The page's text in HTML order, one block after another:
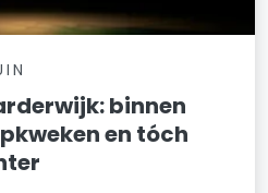
binnen
en tóch